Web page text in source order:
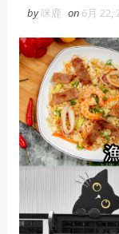
by咪鹿 on 6月 22,
蛇粉推薦
蛇粉哪裡買
工程 一家倫